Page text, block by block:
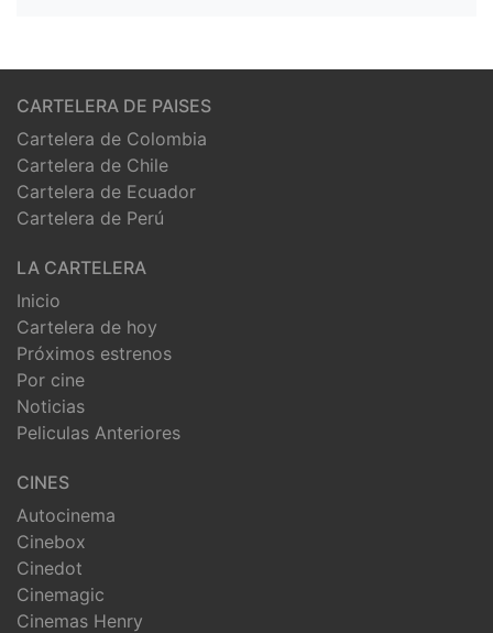
CARTELERA DE PAISES
Cartelera de Colombia
Cartelera de Chile
Cartelera de Ecuador
Cartelera de Perú
LA CARTELERA
Inicio
Cartelera de hoy
Próximos estrenos
Por cine
Noticias
Peliculas Anteriores
CINES
Autocinema
Cinebox
Cinedot
Cinemagic
Cinemas Henry